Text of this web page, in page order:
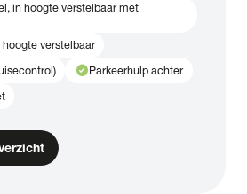
in hoogte verstelbaar met
verstelbaar
check_circleParkeerhulp achter